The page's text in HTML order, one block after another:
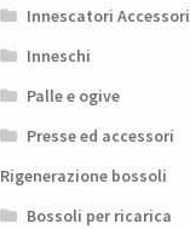
Innescatori Accessori
Inneschi
Palle e ogive
Presse ed accessori
Rigenerazione bossoli
Bossoli per ricarica